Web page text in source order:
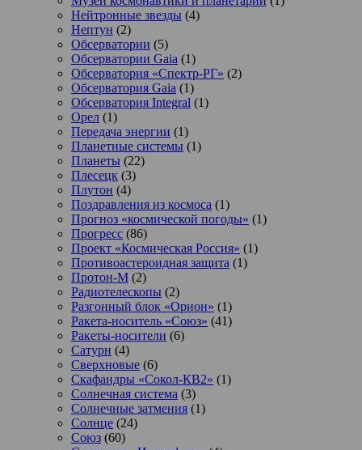
Нейтронные звезды (4)
Нептун (2)
Обсерватории (5)
Обсерватории Gaia (1)
Обсерватория «Спектр-РГ» (2)
Обсерватория Gaia (1)
Обсерватория Integral (1)
Орел (1)
Передача энергии (1)
Планетные системы (1)
Планеты (22)
Плесецк (3)
Плутон (4)
Поздравления из космоса (1)
Прогноз «космической погоды» (1)
Прогресс (86)
Проект «Космическая Россия» (1)
Противоастероидная защита (1)
Протон-М (2)
Радиотелескопы (2)
Разгонный блок «Орион» (1)
Ракета-носитель «Союз» (41)
Ракеты-носители (6)
Сатурн (4)
Сверхновые (6)
Скафандры «Сокол-КВ2» (1)
Солнечная система (3)
Солнечные затмения (1)
Солнце (24)
Союз (60)